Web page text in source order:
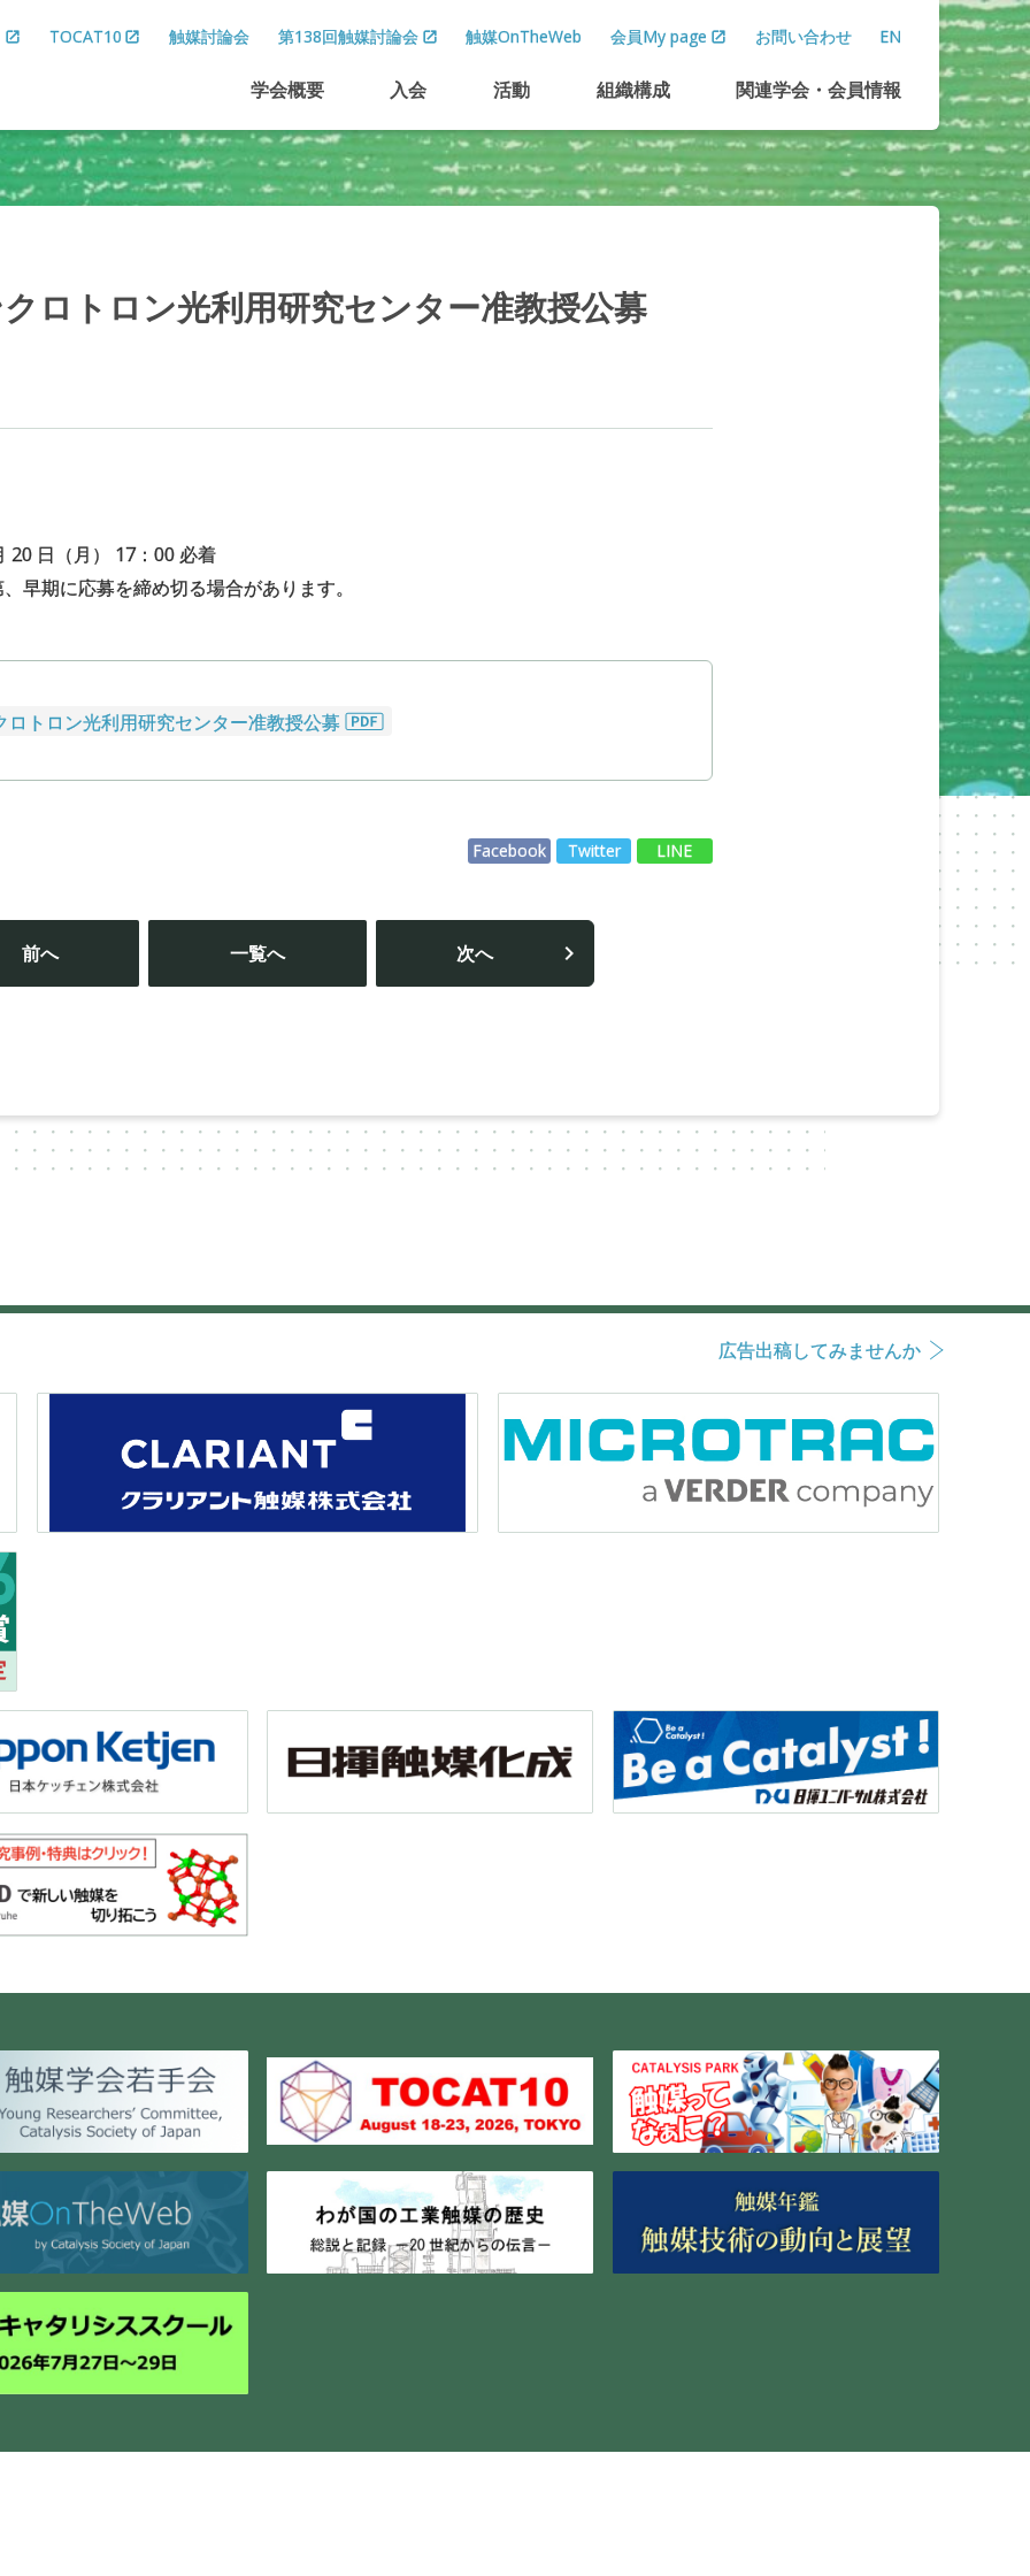
TOCAT10 触媒討論会 第138回触媒討論会 触媒OnTheWeb 会員My page お問い合わせ EN
学会概要 入会 活動 組織構成 関連学会 ・会員情報
ロトロン光利用研究センター准教授公募
20 日（月） 17：00 必着
早期に応募を締め切る場合があります。
ロトロン光利用研究センター准教授公募
Facebook Twitter LINE
投
稿
ナ
ビ
前へ 一覧へ 次へ
広告出稿してみませんか